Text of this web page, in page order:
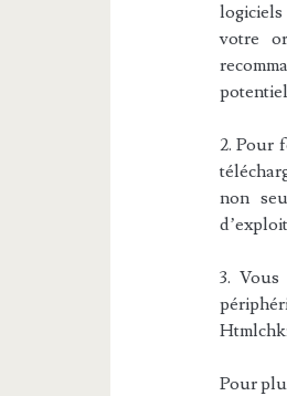
votre
2. Pour
non
3.
Pour